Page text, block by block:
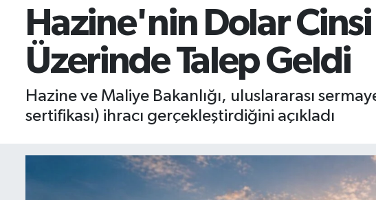
Hazine'nin Dolar
Üzerinde Talep Geldi
Hazine ve Maliye Bakanlığı, uluslararası
sertifikası) ihracı gerçekleştirdiğini açıkladı
Emtia
Galeri
Gündem
Bitcoin
Borsa Gundem